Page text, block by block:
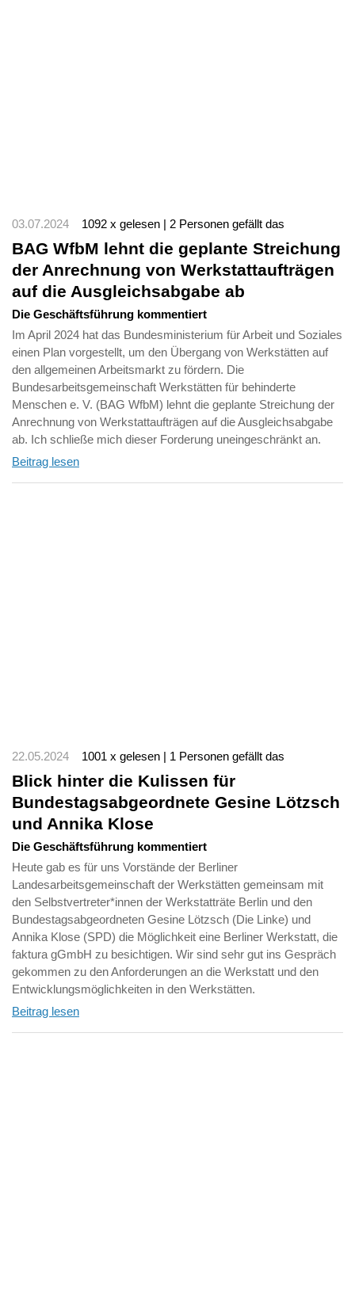
03.07.2024 1092 x gelesen | 2 Personen gefällt das
BAG WfbM lehnt die geplante Streichung
der Anrechnung von Werkstattaufträgen
auf die Ausgleichsabgabe ab
Die Geschäftsführung kommentiert
Im April 2024 hat das Bundesministerium für Arbeit und Soziales
einen Plan vorgestellt, um den Übergang von Werkstätten auf
den allgemeinen Arbeitsmarkt zu fördern. Die
Bundesarbeitsgemeinschaft Werkstätten für behinderte
Menschen e. V. (BAG WfbM) lehnt die geplante Streichung der
Anrechnung von Werkstattaufträgen auf die Ausgleichsabgabe
ab. Ich schließe mich dieser Forderung uneingeschränkt an.
Beitrag lesen
22.05.2024 1001 x gelesen | 1 Personen gefällt das
Blick hinter die Kulissen für
Bundestagsabgeordnete Gesine Lötzsch
und Annika Klose
Die Geschäftsführung kommentiert
Heute gab es für uns Vorstände der Berliner
Landesarbeitsgemeinschaft der Werkstätten gemeinsam mit
den Selbstvertreter*innen der Werkstatträte Berlin und den
Bundestagsabgeordneten Gesine Lötzsch (Die Linke) und
Annika Klose (SPD) die Möglichkeit eine Berliner Werkstatt, die
faktura gGmbH zu besichtigen. Wir sind sehr gut ins Gespräch
gekommen zu den Anforderungen an die Werkstatt und den
Entwicklungsmöglichkeiten in den Werkstätten.
Beitrag lesen